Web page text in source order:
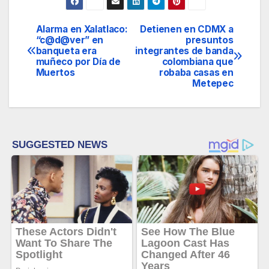
Navegación
de
Detienen en CDMX a
presuntos
integrantes de banda
colombiana que
robaba casas en
Metepec
Alarma en Xalatlaco:
“c@d@ver” en
banqueta era
muñeco por Día de
Muertos